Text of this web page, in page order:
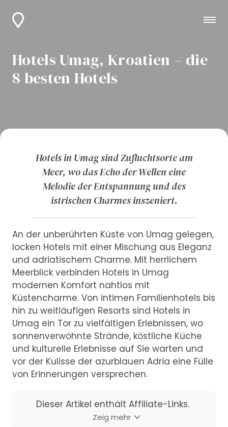
Hotels Umag, Kroatien – die
8 besten Hotels
Hotels in Umag sind Zufluchtsorte am
Meer, wo das Echo der Wellen eine
Melodie der Entspannung und des
istrischen Charmes inszeniert.
An der unberührten Küste von Umag gelegen,
locken Hotels mit einer Mischung aus Eleganz
und adriatischem Charme. Mit herrlichem
Meerblick verbinden Hotels in Umag
modernen Komfort nahtlos mit
Küstencharme. Von intimen Familienhotels bis
hin zu weitläufigen Resorts sind Hotels in
Umag ein Tor zu vielfältigen Erlebnissen, wo
sonnenverwöhnte Strände, köstliche Küche
und kulturelle Erlebnisse auf Sie warten und
vor der Kulisse der azurblauen Adria eine Fülle
von Erinnerungen versprechen.
Dieser Artikel enthält Affiliate-Links.
Zeig mehr